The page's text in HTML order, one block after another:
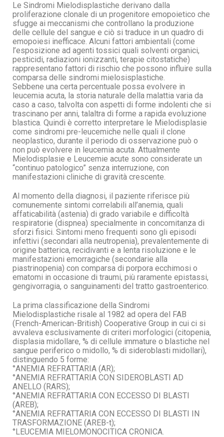
Le Sindromi Mielodisplastiche derivano dalla
proliferazione clonale di un progenitore emopoietico che
sfugge ai meccanismi che controllano la produzione
delle cellule del sangue e ciò si traduce in un quadro di
emopoiesi inefficace. Alcuni fattori ambientali (come
l’esposizione ad agenti tossici quali solventi organici,
pesticidi, radiazioni ionizzanti, terapie citostatiche)
rappresentano fattori di rischio che possono influire sulla
comparsa delle sindromi mielosisplastiche.
Sebbene una certa percentuale possa evolvere in
leucemia acuta, la storia naturale della malattia varia da
caso a caso, talvolta con aspetti di forme indolenti che si
trascinano per anni, talaltra di forme a rapida evoluzione
blastica. Quindi è corretto interpretare le Mielodisplasie
come sindromi pre-leucemiche nelle quali il clone
neoplastico, durante il periodo di osservazione può o
non può evolvere in leucemia acuta. Attualmente
Mielodisplasie e Leucemie acute sono considerate un
“continuo patologico” senza interruzione, con
manifestazioni cliniche di gravità crescente.
Al momento della diagnosi, il paziente riferisce più
comunemente sintomi correlabili all’anemia, quali
affaticabilità (astenia) di grado variabile e difficoltà
respiratorie (dispnea) specialmente in concomitanza di
sforzi fisici. Sintomi meno frequenti sono gli episodi
infettivi (secondari alla neutropenia), prevalentemente di
origine batterica, recidivanti e a lenta risoluzione e le
manifestazioni emorragiche (secondarie alla
piastrinopenia) con comparsa di porpora ecchimosi o
ematomi in occasione di traumi, più raramente epistassi,
gengivorragia, o sanguinamenti del tratto gastroenterico.
La prima classificazione della Sindromi
Mielodisplastiche risale al 1982 ad opera del FAB
(French-American-British) Cooperative Group in cui ci si
avvaleva esclusivamente di criteri morfologici (citopenia,
displasia midollare, % di cellule immature o blastiche nel
sangue periferico o midollo, % di sideroblasti midollari),
distinguendo 5 forme:
°ANEMIA REFRATTARIA (AR);
°ANEMIA REFRATTARIA CON SIDEROBLASTI AD
ANELLO (RARS);
°ANEMIA REFRATTARIA CON ECCESSO DI BLASTI
(AREB);
°ANEMIA REFRATTARIA CON ECCESSO DI BLASTI IN
TRASFORMAZIONE (AREB-t);
°LEUCEMIA MIELOMONOCITICA CRONICA.